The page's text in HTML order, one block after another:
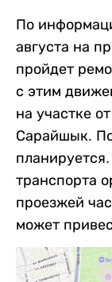
По
августа на
пройдет
с этим
на участке
Сарайшык.
транспорта
проезжей
может